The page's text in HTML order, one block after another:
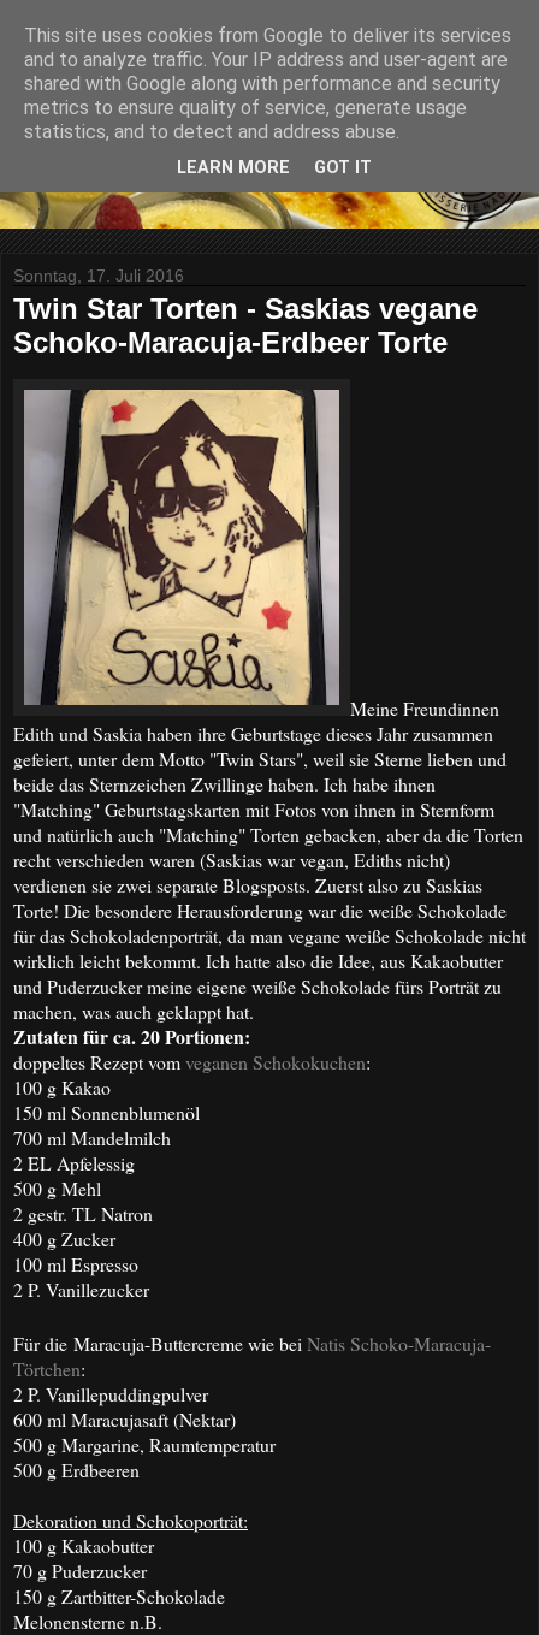
Sonntag, 17. Juli 2016
Twin Star Torten - Saskias vegane
Schoko-Maracuja-Erdbeer Torte
Meine Freundinnen
Edith und Saskia haben ihre Geburtstage dieses Jahr zusammen
gefeiert, unter dem Motto "Twin Stars", weil sie Sterne lieben und
beide das Sternzeichen Zwillinge haben. Ich habe ihnen
"Matching" Geburtstagskarten mit Fotos von ihnen in Sternform
und natürlich auch "Matching" Torten gebacken, aber da die Torten
recht verschieden waren (Saskias war vegan, Ediths nicht)
verdienen sie zwei separate Blogsposts. Zuerst also zu Saskias
Torte! Die besondere Herausforderung war die weiße Schokolade
für das Schokoladenporträt, da man vegane weiße Schokolade nicht
wirklich leicht bekommt. Ich hatte also die Idee, aus Kakaobutter
und Puderzucker meine eigene weiße Schokolade fürs Porträt zu
machen, was auch geklappt hat.
Zutaten für ca.20 Portionen:
doppeltes Rezeptvomveganen Schokokuchen:
100 g Kakao
150 ml Sonnenblumenöl
700 ml Mandelmilch
2 EL Apfelessig
500 g Mehl
2 gestr. TL Natron
400 g Zucker
100 ml Espresso
2 P. Vanillezucker
Für die Maracuja-Buttercreme wie bei Natis Schoko-Maracuja-
Törtchen:
2 P. Vanillepuddingpulver
600 ml Maracujasaft (Nektar)
500 g Margarine, Raumtemperatur
500 g Erdbeeren
Dekoration und Schokoporträt:
100 g Kakaobutter
70 g Puderzucker
150 g Zartbitter-Schokolade
Melonensterne n.B.
This site uses cookies from Google to deliver its services
and to analyze traffic. Your IP address and user-agent are
shared with Google along with performance and security
metrics to ensure quality of service, generate usage
statistics, and to detect and address abuse.
LEARN MORE GOT IT